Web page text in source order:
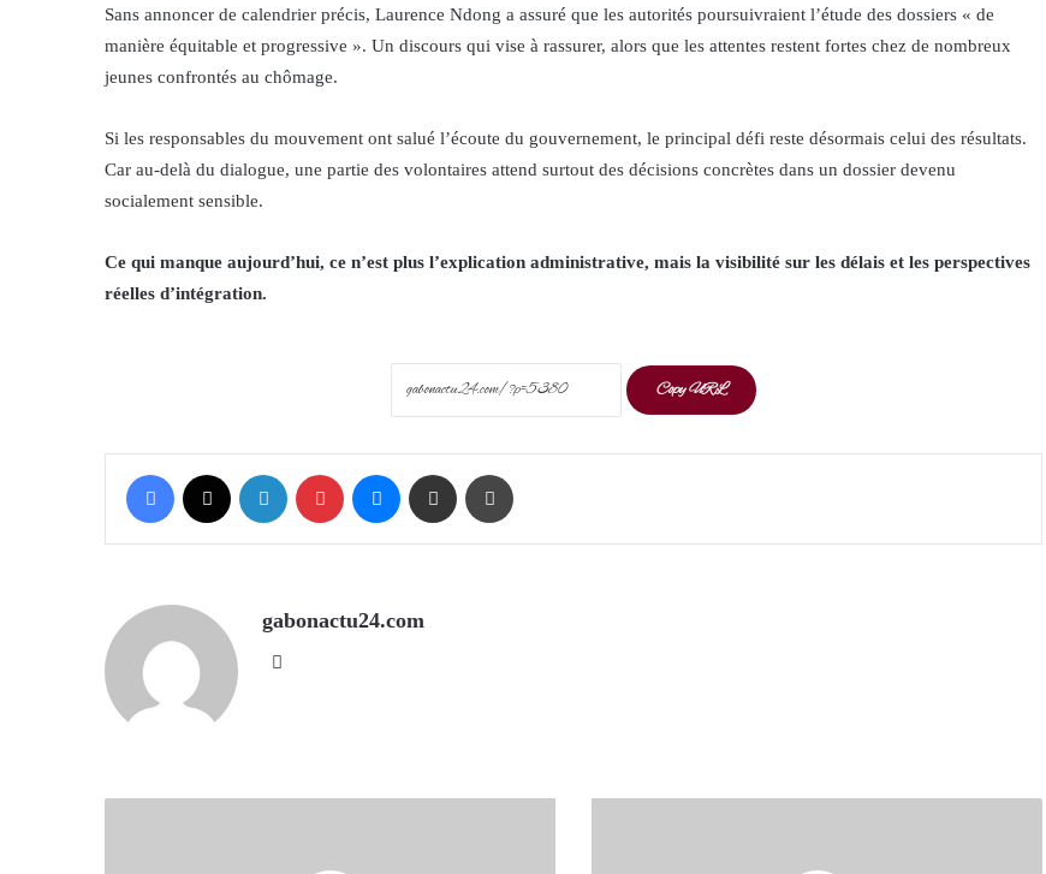
Sans annoncer de calendrier précis, Laurence Ndong a assuré que les autorités poursuivraient l’étude des dossiers « de
manière équitable et progressive ». Un discours qui vise à rassurer, alors que les attentes restent fortes chez de nombreux
jeunes confrontés au chômage.
Si les responsables du mouvement ont salué l’écoute du gouvernement, le principal défi reste désormais celui des résultats.
Car au-delà du dialogue, une partie des volontaires attend surtout des décisions concrètes dans un dossier devenu
socialement sensible.
Ce qui manque aujourd’hui, ce n’est plus l’explication administrative, mais la visibilité sur les délais et les perspectives
réelles d’intégration.
Copy URL
Facebook LinkedIn Pinterest Messenger Share via Email
gabonactu24.com